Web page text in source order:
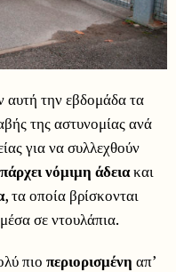
αυτή την εβδομάδα τα
της αστυνομίας ανά
για να συλλεχθούν
νόμιμη άδειακαι
, τα οποία βρίσκονται
σε ντουλάπια.
πιο περιορισμένη απ’